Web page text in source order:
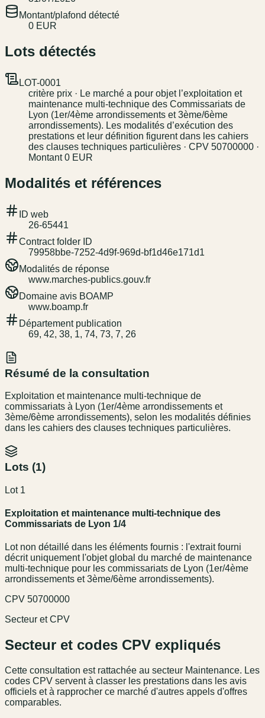
Montant/plafond détecté
0 EUR
Lots détectés
LOT-0001
critère prix · Le marché a pour objet l’exploitation et
maintenance multi-technique des Commissariats de
Lyon (1er/4ème arrondissements et 3ème/6ème
arrondissements). Les modalités d’exécution des
prestations et leur définition figurent dans les cahiers
des clauses techniques particulières · CPV 50700000 ·
Montant 0 EUR
Modalités et références
ID web
26-65441
Contract folder ID
79958bbe-7252-4d9f-969d-bf1d46e171d1
Modalités de réponse
www.marches-publics.gouv.fr
Domaine avis BOAMP
www.boamp.fr
Département publication
69, 42, 38, 1, 74, 73, 7, 26
Résumé de la consultation
Exploitation et maintenance multi-technique de
commissariats à Lyon (1er/4ème arrondissements et
3ème/6ème arrondissements), selon les modalités définies
dans les cahiers des clauses techniques particulières.
Lots (1)
Lot 1
Exploitation et maintenance multi-technique des
Commissariats de Lyon 1/4
Lot non détaillé dans les éléments fournis : l'extrait fourni
décrit uniquement l'objet global du marché de maintenance
multi-technique pour les commissariats de Lyon (1er/4ème
arrondissements et 3ème/6ème arrondissements).
CPV 50700000
Secteur et CPV
Secteur et codes CPV expliqués
Cette consultation est rattachée au secteur Maintenance. Les
codes CPV servent à classer les prestations dans les avis
officiels et à rapprocher ce marché d'autres appels d'offres
comparables.